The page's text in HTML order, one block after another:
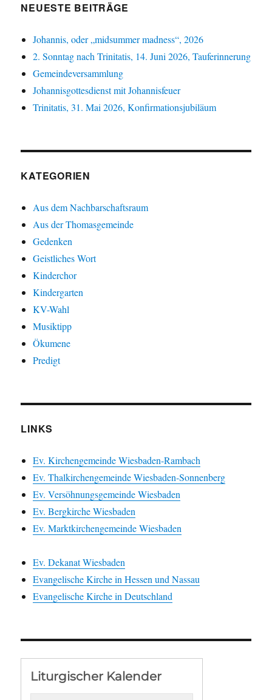
NEUESTE BEITRÄGE
Johannis, oder „midsummer madness“, 2026
2. Sonntag nach Trinitatis, 14. Juni 2026, Tauferinnerung
Gemeindeversammlung
Johannisgottesdienst mit Johannisfeuer
Trinitatis, 31. Mai 2026, Konfirmationsjubiläum
KATEGORIEN
Aus dem Nachbarschaftsraum
Aus der Thomasgemeinde
Gedenken
Geistliches Wort
Kinderchor
Kindergarten
KV-Wahl
Musiktipp
Ökumene
Predigt
LINKS
Ev. Kirchengemeinde Wiesbaden-Rambach
Ev. Thalkirchengemeinde Wiesbaden-Sonnenberg
Ev. Versöhnungsgemeinde Wiesbaden
Ev. Bergkirche Wiesbaden
Ev. Marktkirchengemeinde Wiesbaden
Ev. Dekanat Wiesbaden
Evangelische Kirche in Hessen und Nassau
Evangelische Kirche in Deutschland